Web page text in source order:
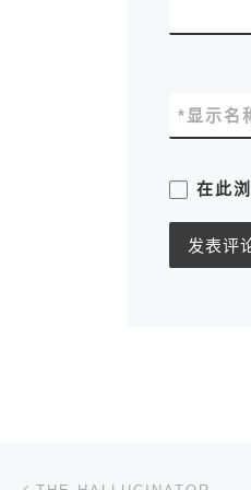
显示名
*
在此
文章导航